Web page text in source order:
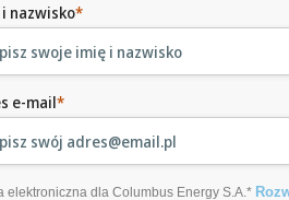
nazwisko*
e-mail*
elektroniczna dla Columbus Energy S.A.*